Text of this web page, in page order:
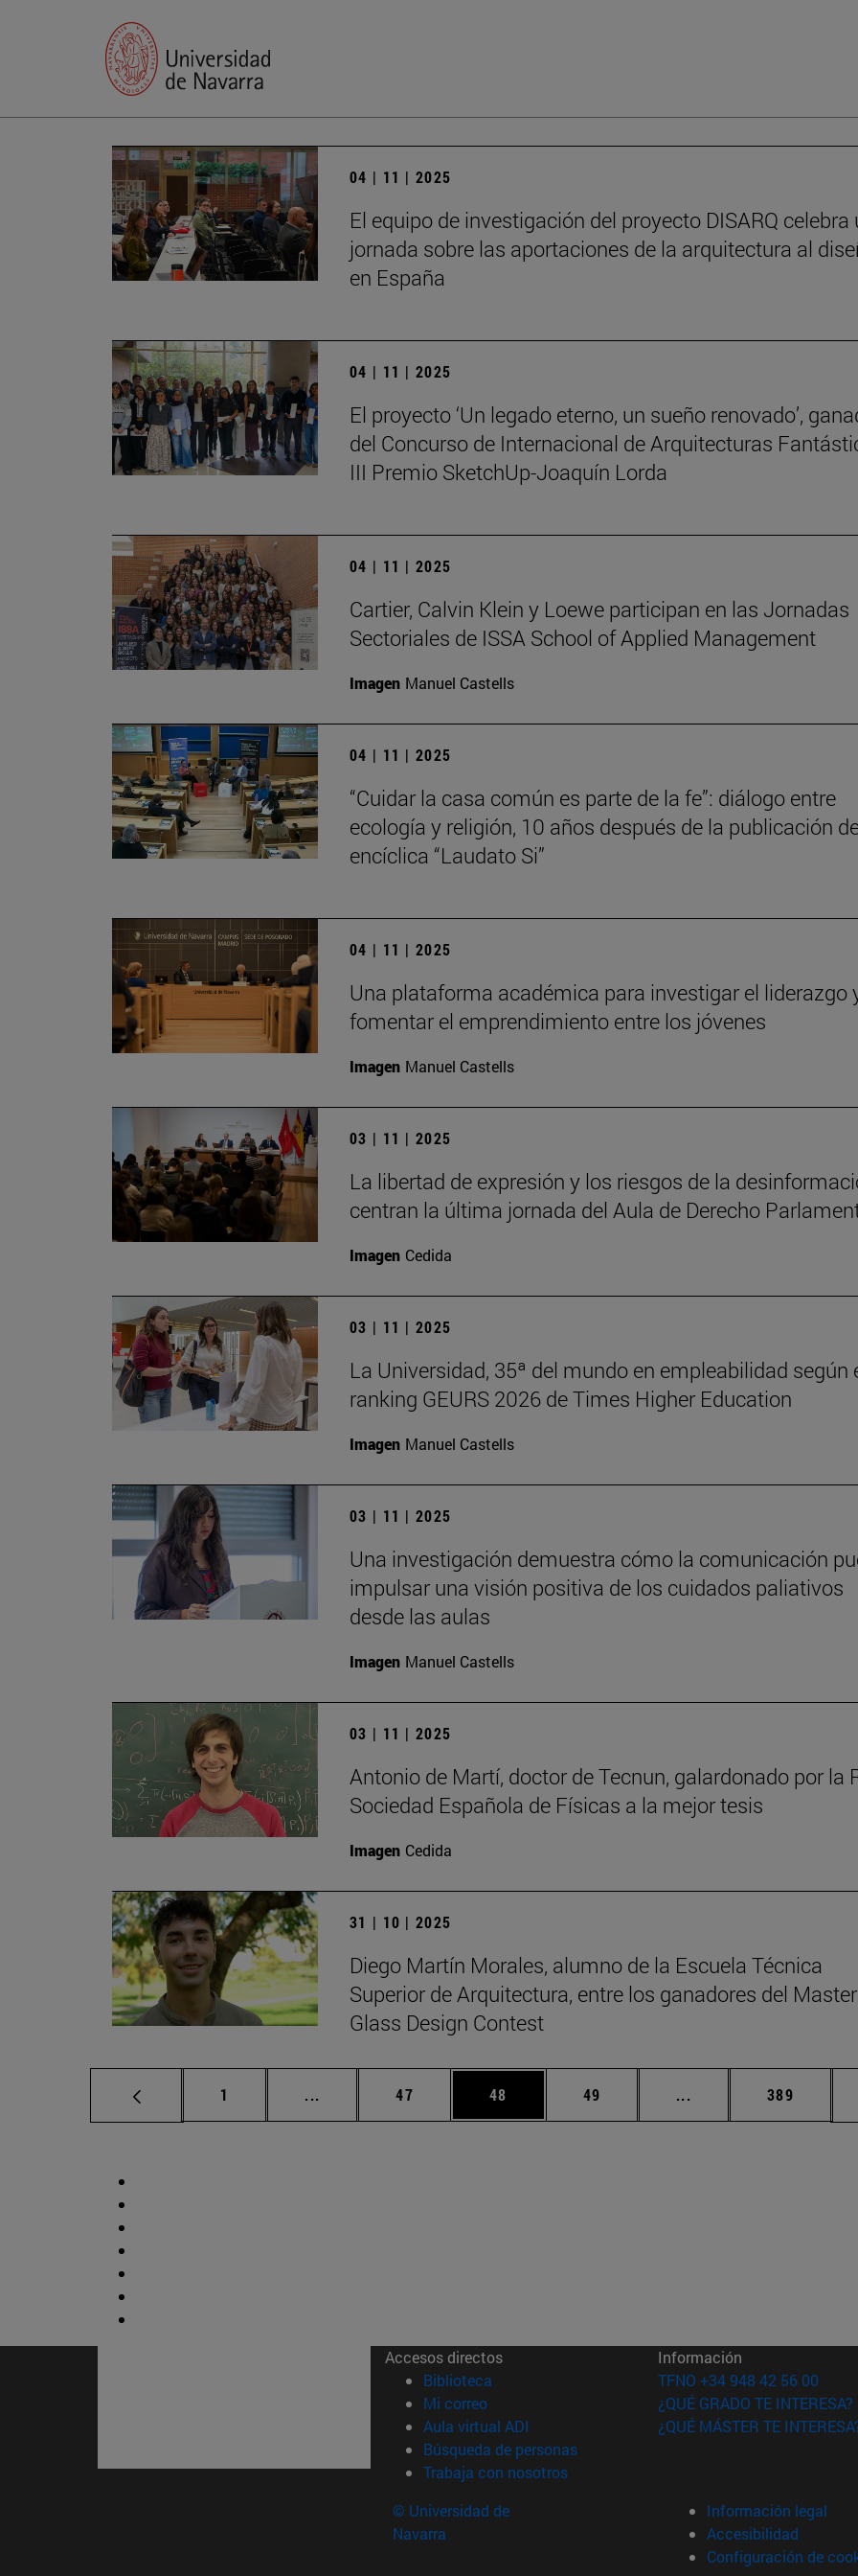
04 | 11 | 2025
El equipo de investigación del proyecto DISARQ celebra
jornada sobre las aportaciones de la arquitectura al
en España
04 | 11 | 2025
El proyecto ‘Un legado eterno, un sueño renovado’,
del Concurso de Internacional de Arquitecturas
III Premio SketchUp-Joaquín Lorda
04 | 11 | 2025
Cartier, Calvin Klein y Loewe participan en las Jornadas
Sectoriales de ISSA School of Applied Management
Imagen Manuel Castells
04 | 11 | 2025
“Cuidar la casa común es parte de la fe”: diálogo entre
ecología y religión, 10 años después de la publicación
encíclica “Laudato Si”
04 | 11 | 2025
Una plataforma académica para investigar el liderazgo
fomentar el emprendimiento entre los jóvenes
Imagen Manuel Castells
03 | 11 | 2025
La libertad de expresión y los riesgos de la
centran la última jornada del Aula de Derecho
Imagen Cedida
03 | 11 | 2025
La Universidad, 35ª del mundo en empleabilidad según
ranking GEURS 2026 de Times Higher Education
Imagen Manuel Castells
03 | 11 | 2025
Una investigación demuestra cómo la comunicación
impulsar una visión positiva de los cuidados paliativos
desde las aulas
Imagen Manuel Castells
03 | 11 | 2025
Antonio de Martí, doctor de Tecnun, galardonado por la
Sociedad Española de Físicas a la mejor tesis
Imagen Cedida
31 | 10 | 2025
Diego Martín Morales, alumno de la Escuela Técnica
Superior de Arquitectura, entre los ganadores del Master
Glass Design Contest
Página
1 ... Páginas intermedias Use TAB para desplazarse.
Página
47 Página
48 Página
49 ... Páginas intermedias
Página
389
Accesos directos
Biblioteca (abre en nueva ventana)
Mi correo(abre en nueva ventana)
Aula virtual ADI (abre en nueva ventana)
Búsqueda de personas(abre en nueva ventana)
Trabaja con nosotros(abre en nueva ventana)
Información
TFNO +34 948 42 56 00
¿QUÉ GRADO TE INTERESA?
¿QUÉ MÁSTER TE
© Universidad de
Navarra
Información legal
Accesibilidad
Configuración de